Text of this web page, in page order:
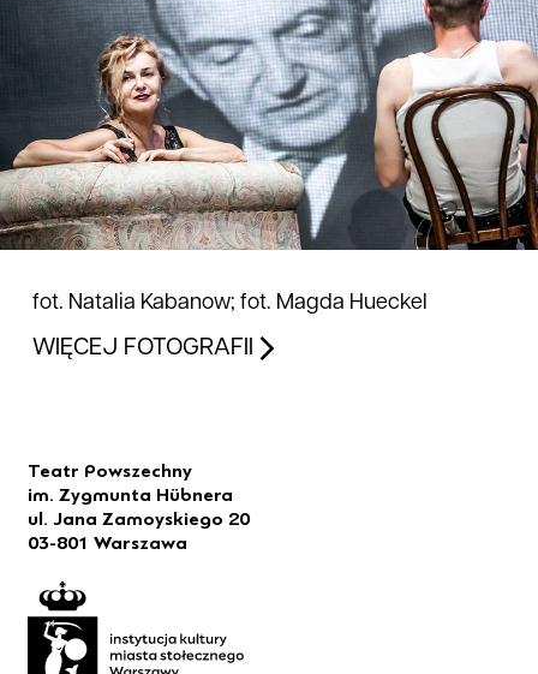
fot. Natalia Kabanow; fot. Magda Hueckel
WIĘCEJ FOTOGRAFII
Teatr Powszechny
im. Zygmunta Hübnera
ul. Jana Zamoyskiego 20
03-801 Warszawa